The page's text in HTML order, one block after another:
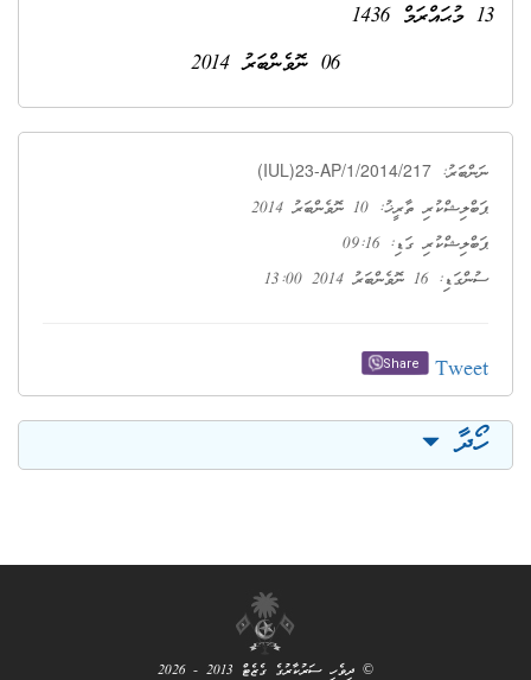
13 މުޙައްރަމް 1436
06 ނޮވެންބަރު 2014
ނަންބަރު: (IUL)23-AP/1/2014/217
ޕަބްލިޝްކުރި ތާރީޚު: 10 ނޮވެންބަރު 2014
ޕަބްލިޝްކުރި ގަޑި: 09:16
ސުންގަޑި: 16 ނޮވެންބަރު 2014 13:00
Tweet
Share
ހޯދާ
© ދިވެހި ސަރުކާރުގެ ގެޒެޓް 2013 - 2026